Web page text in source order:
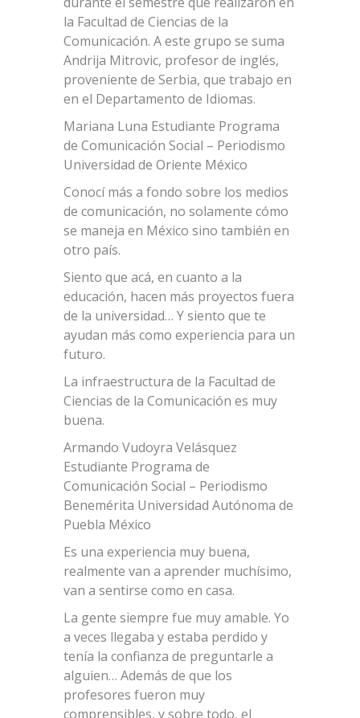
la Facultad de Ciencias de la
Comunicación. A este grupo se suma
Andrija Mitrovic, profesor de inglés,
proveniente de Serbia, que trabajo en
en el Departamento de Idiomas.
Mariana Luna Estudiante Programa
de Comunicación Social – Periodismo
Universidad de Oriente México
Conocí más a fondo sobre los medios
de comunicación, no solamente cómo
se maneja en México sino también en
otro país.
Siento que acá, en cuanto a la
educación, hacen más proyectos fuera
de la universidad… Y siento que te
ayudan más como experiencia para un
futuro.
La infraestructura de la Facultad de
Ciencias de la Comunicación es muy
buena.
Armando Vudoyra Velásquez
Estudiante Programa de
Comunicación Social – Periodismo
Benemérita Universidad Autónoma de
Puebla México
Es una experiencia muy buena,
realmente van a aprender muchísimo,
van a sentirse como en casa.
La gente siempre fue muy amable. Yo
a veces llegaba y estaba perdido y
tenía la confianza de preguntarle a
alguien… Además de que los
profesores fueron muy
comprensibles, y sobre todo, el